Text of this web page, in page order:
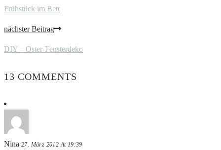
Frühstück im Bett
nächster Beitrag
DIY – Oster-Fensterdeko
13 COMMENTS
Nina 27. März 2012 At 19:39